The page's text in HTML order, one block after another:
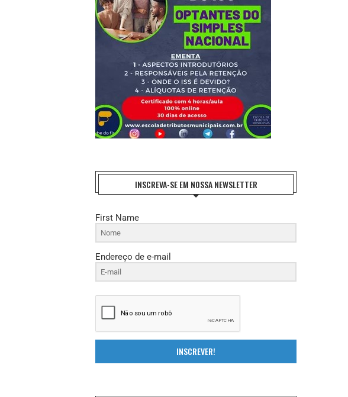
INSCREVA-SE EM NOSSA NEWSLETTER
First Name
Endereço de e-mail
INSCREVER!